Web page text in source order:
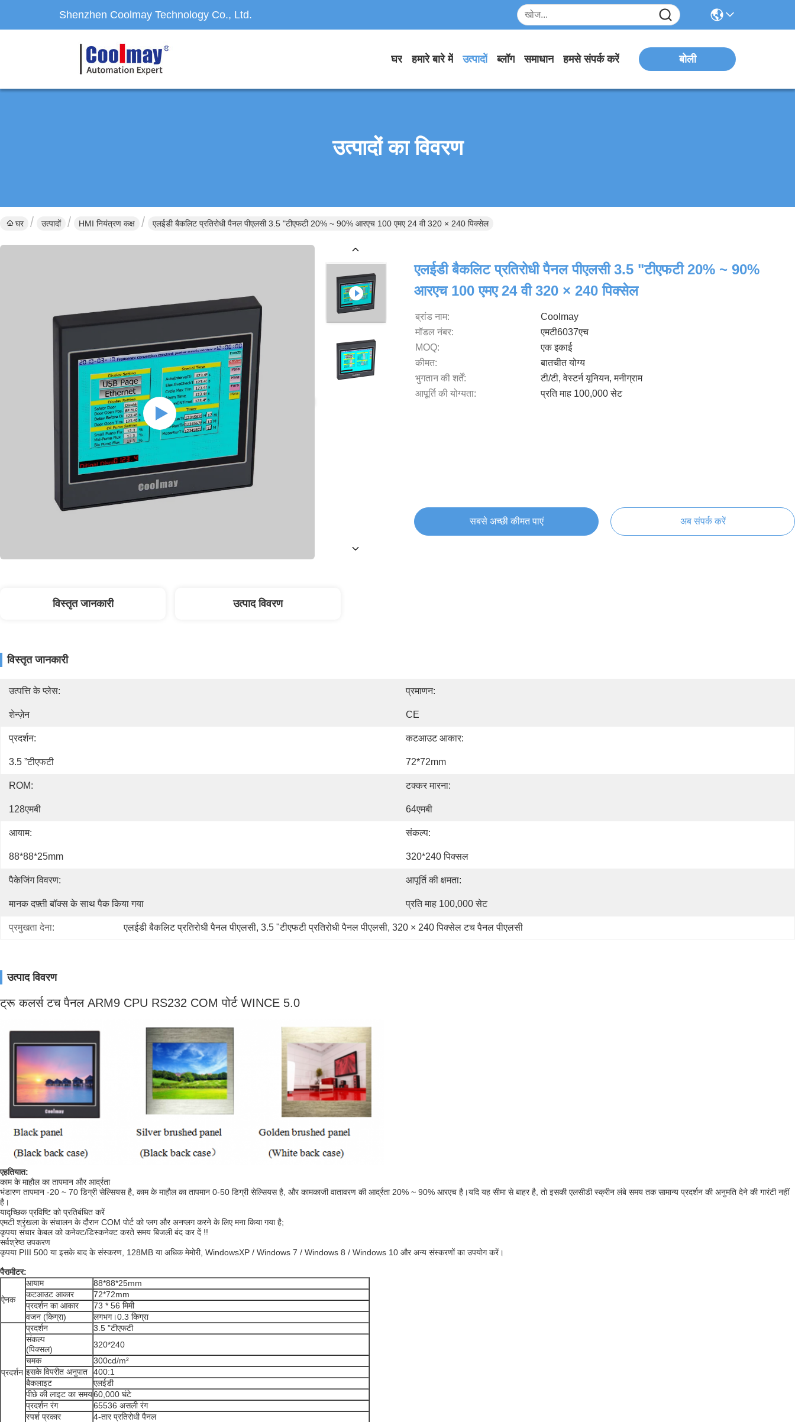
Shenzhen Coolmay Technology Co., Ltd.
घर हमारे बारे में उत्पादों ब्लॉग समाधान हमसे संपर्क करें बोली
उत्पादों का विवरण
घर उत्पादों HMI नियंत्रण कक्ष एलईडी बैकलिट प्रतिरोधी पैनल पीएलसी 3.5 "टीएफटी 20% ~ 90% आरएच 100 एमए 24 वी 320 × 240 पिक्सेल
एलईडी बैकलिट प्रतिरोधी पैनल पीएलसी 3.5 "टीएफटी 20% ~ 90%
आरएच 100 एमए 24 वी 320 × 240 पिक्सेल
ब्रांड नाम:
Coolmay
मॉडल नंबर:
एमटी6037एच
MOQ:
एक इकाई
कीमत:
बातचीत योग्य
भुगतान की शर्तें:
टी/टी, वेस्टर्न यूनियन, मनीग्राम
आपूर्ति की योग्यता:
प्रति माह 100,000 सेट
सबसे अच्छी कीमत पाएं अब संपर्क करें
विस्तृत जानकारी उत्पाद विवरण
विस्तृत जानकारी
उत्पत्ति के प्लेस:
शेन्ज़ेन
प्रमाणन:
CE
प्रदर्शन:
3.5 ”टीएफटी
कटआउट आकार:
72*72mm
ROM:
128एमबी
टक्कर मारना:
64एमबी
आयाम:
88*88*25mm
संकल्प:
320*240 पिक्सल
पैकेजिंग विवरण:
मानक दफ़्ती बॉक्स के साथ पैक किया गया
आपूर्ति की क्षमता:
प्रति माह 100,000 सेट
प्रमुखता देना: एलईडी बैकलिट प्रतिरोधी पैनल पीएलसी, 3.5 "टीएफटी प्रतिरोधी पैनल पीएलसी, 320 × 240 पिक्सेल टच पैनल पीएलसी
उत्पाद विवरण
ट्रू कलर्स टच पैनल ARM9 CPU RS232 COM पोर्ट WINCE 5.0
एहतियात:
काम के माहौल का तापमान और आर्द्रता
भंडारण तापमान -20 ~ 70 डिग्री सेल्सियस है, काम के माहौल का तापमान 0-50 डिग्री सेल्सियस है, और कामकाजी वातावरण की आर्द्रता 20% ~ 90% आरएच है।यदि यह सीमा से बाहर है, तो इसकी एलसीडी स्क्रीन लंबे समय तक सामान्य प्रदर्शन की अनुमति देने की गारंटी नहीं
है।
यादृच्छिक प्रविष्टि को प्रतिबंधित करें
एमटी श्रृंखला के संचालन के दौरान COM पोर्ट को प्लग और अनप्लग करने के लिए मना किया गया है;
कृपया संचार केबल को कनेक्ट/डिस्कनेक्ट करते समय बिजली बंद कर दें !!
सर्वश्रेष्ठ उपकरण
कृपया PIII 500 या इसके बाद के संस्करण, 128MB या अधिक मेमोरी, WindowsXP / Windows 7 / Windows 8 / Windows 10 और अन्य संस्करणों का उपयोग करें।
पैरामीटर:
ऐनक
आयाम
88*88*25mm
कटआउट आकार
72*72mm
प्रदर्शन का आकार
73 * 56 मिमी
वजन (किग्रा)
लगभग।0.3 किग्रा
प्रदर्शन
प्रदर्शन
3.5 ”टीएफटी
संकल्प
(पिक्सल)
320*240
चमक
300cd/m²
इसके विपरीत अनुपात
400:1
बैकलाइट
एलईडी
पीछे की लाइट का समय60,000 घंटे
प्रदर्शन रंग
65536 असली रंग
स्पर्श प्रकार
4-तार प्रतिरोधी पैनल